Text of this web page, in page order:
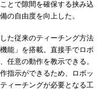
とで隙間を確保する挟み込
の自由度を向上した。
た従来のティーチング方法
能」を搭載。直接手でロボ
任意の動作を教示できる。
指示ができるため、ロボッ
ィーチングが必要となる工